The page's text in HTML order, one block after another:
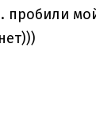
пробили